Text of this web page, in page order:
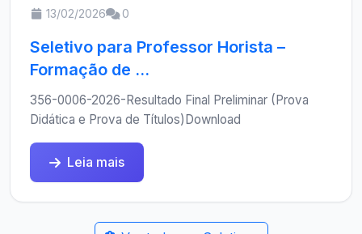
13/02/2026 0
Seletivo para Professor Horista –
Formação de ...
356-0006-2026-Resultado Final Preliminar (Prova
Didática e Prova de Títulos)Download
Leia mais